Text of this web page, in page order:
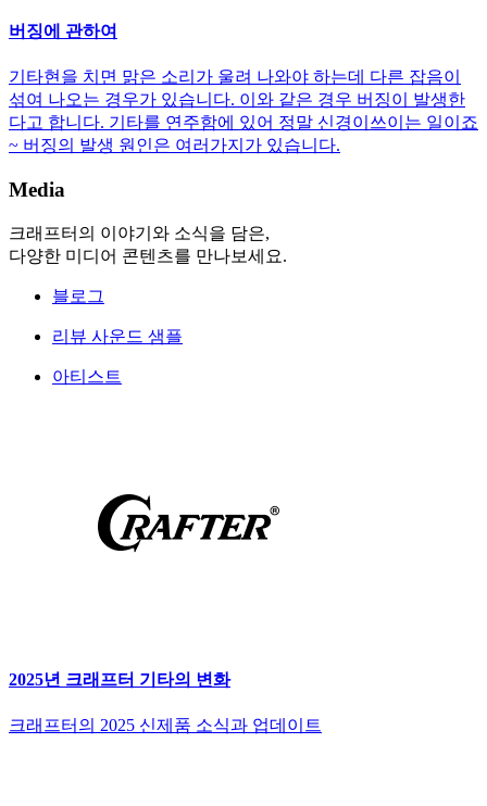
버징에 관하여
기타현을 치면 맑은 소리가 울려 나와야 하는데 다른 잡음이
섞여 나오는 경우가 있습니다. 이와 같은 경우 버징이 발생한
다고 합니다. 기타를 연주함에 있어 정말 신경이쓰이는 일이죠
~ 버징의 발생 원인은 여러가지가 있습니다.
Media
크래프터의 이야기와 소식을 담은,
다양한 미디어 콘텐츠를 만나보세요.
블로그
리뷰 사운드 샘플
아티스트
2025년 크래프터 기타의 변화
크래프터의 2025 신제품 소식과 업데이트